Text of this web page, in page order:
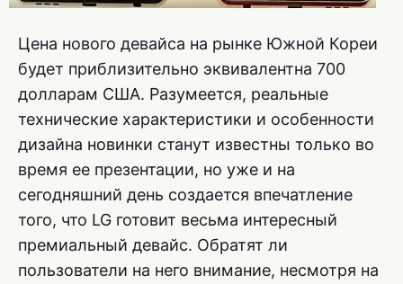
Цена нового девайса на рынке Южной Кореи
будет приблизительно эквивалентна 700
долларам США. Разумеется, реальные
технические характеристики и особенности
дизайна новинки станут известны только во
время ее презентации, но уже и на
сегодняшний день создается впечатление
того, что LG готовит весьма интересный
премиальный девайс. Обратят ли
пользователи на него внимание, несмотря на